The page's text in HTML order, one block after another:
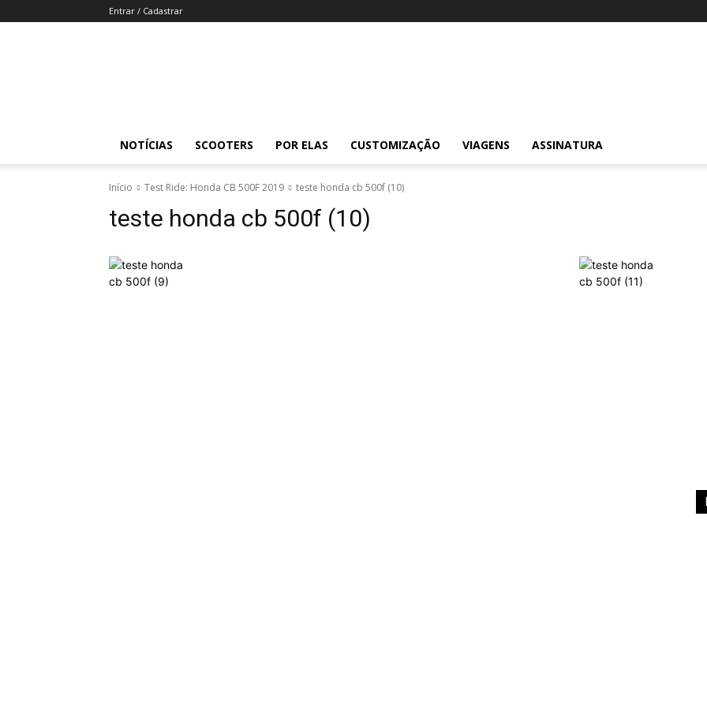
Entrar / Cadastrar
NOTÍCIAS SCOOTERS POR ELAS CUSTOMIZAÇÃO VIAGENS ASSINATURA
Início Test Ride: Honda CB 500F 2019 teste honda cb 500f (10)
teste honda cb 500f (10)